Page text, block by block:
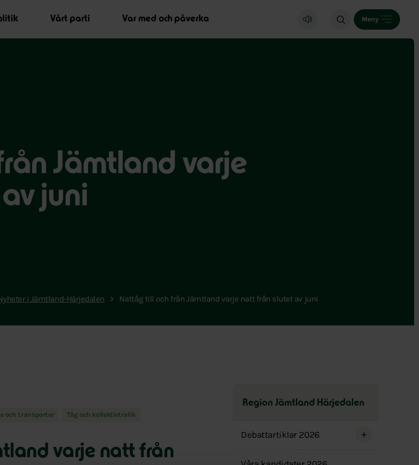
Vårt parti Var med och påverka Meny
Jämtland varje
juni
i Jämtland-Härjedalen Nattåg till och från Jämtland varje natt från slutet av juni
och transporter Tåg och kollektivtrafik
varje natt från
Region Jämtland Härjedalen
över
menyn
Debattartiklar 2026